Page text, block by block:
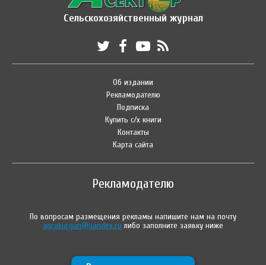
Сельскохозяйственный журнал
Об издании
Рекламодателю
Подписка
Купить с/х книги
Контакты
Карта сайта
Рекламодателю
По вопросам размещения рекламы напишите нам на почту
agrokurgan@yandex.ru либо заполните заявку ниже